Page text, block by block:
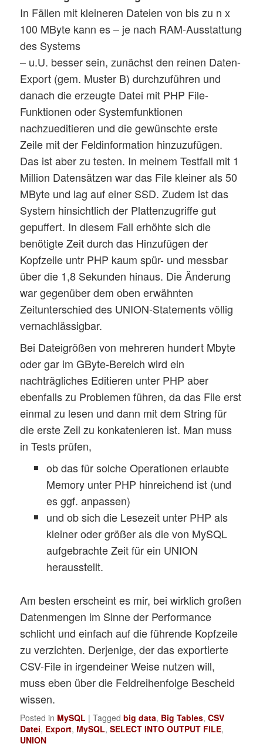
In Fällen mit kleineren Dateien von bis zu n x
100 MByte kann es – je nach RAM-Ausstattung
des Systems
– u.U. besser sein, zunächst den reinen Daten-
Export (gem. Muster B) durchzuführen und
danach die erzeugte Datei mit PHP File-
Funktionen oder Systemfunktionen
nachzueditieren und die gewünschte erste
Zeile mit der Feldinformation hinzuzufügen.
Das ist aber zu testen. In meinem Testfall mit 1
Million Datensätzen war das File kleiner als 50
MByte und lag auf einer SSD. Zudem ist das
System hinsichtlich der Plattenzugriffe gut
gepuffert. In diesem Fall erhöhte sich die
benötigte Zeit durch das Hinzufügen der
Kopfzeile untr PHP kaum spür- und messbar
über die 1,8 Sekunden hinaus. Die Änderung
war gegenüber dem oben erwähnten
Zeitunterschied des UNION-Statements völlig
vernachlässigbar.
Bei Dateigrößen von mehreren hundert Mbyte
oder gar im GByte-Bereich wird ein
nachträgliches Editieren unter PHP aber
ebenfalls zu Problemen führen, da das File erst
einmal zu lesen und dann mit dem String für
die erste Zeil zu konkatenieren ist. Man muss
in Tests prüfen,
ob das für solche Operationen erlaubte
Memory unter PHP hinreichend ist (und
es ggf. anpassen)
und ob sich die Lesezeit unter PHP als
kleiner oder größer als die von MySQL
aufgebrachte Zeit für ein UNION
herausstellt.
Am besten erscheint es mir, bei wirklich großen
Datenmengen im Sinne der Performance
schlicht und einfach auf die führende Kopfzeile
zu verzichten. Derjenige, der das exportierte
CSV-File in irgendeiner Weise nutzen will,
muss eben über die Feldreihenfolge Bescheid
wissen.
Posted in MySQL |Tagged big data, Big Tables,CSV
Datei, Export, MySQL,SELECT INTO OUTPUT FILE,
UNION